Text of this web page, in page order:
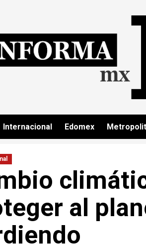
Internacional Edomex
al